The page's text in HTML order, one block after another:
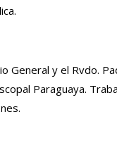
General y el Rvdo.
Paraguaya.